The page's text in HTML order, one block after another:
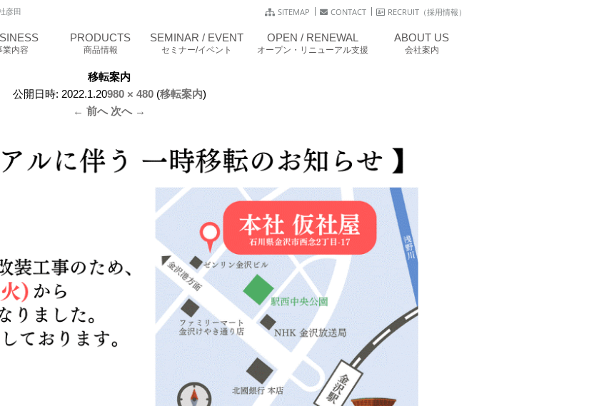
彦田 SITEMAP CONTACT RECRUIT（採用情報）
業内容
PRODUCTS
商品情報
SEMINAR / EVENT
セミナー/イベント
OPEN / RENEWAL
オープン・リニューアル支援
ABOUT US
会社案内
移転案内
公開日時: 2022.1.20980 × 480(移転案内)
← 前へ 次へ →